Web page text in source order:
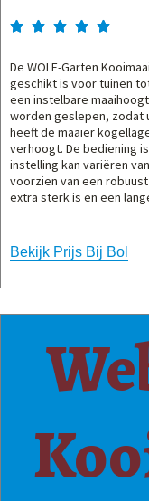
    
De WOLF-Garten
geschikt is voor tuinen
een instelbare
worden geslepen, zodat
heeft de maaier
verhoogt. De bediening
instelling kan variëren
voorzien van een
extra sterk is en een
Bekijk Prijs Bij Bol